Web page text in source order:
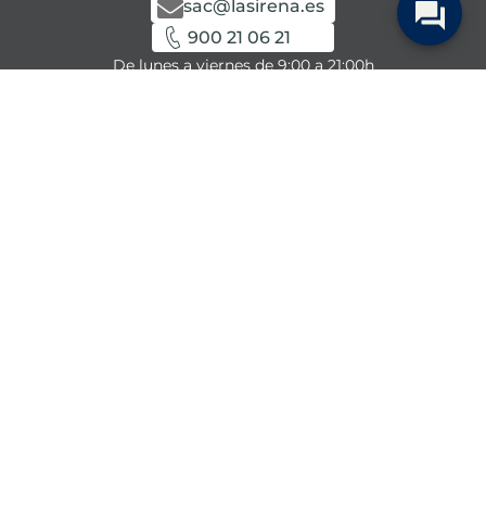
sac@lasirena.es
900 21 06 21
De lunes a viernes de 9:00 a 21:00h